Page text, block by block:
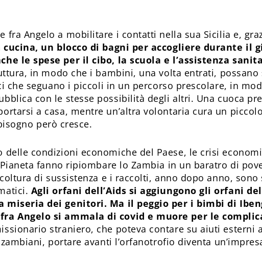
fra Angelo a mobilitare i contatti nella sua Sicilia e,
cucina, un blocco di bagni per accogliere durante il
le spese per il cibo, la scuola e l’assistenza
in modo che i bambini, una volta entrati, possano
seguano i piccoli in un percorso prescolare, in
con le stesse possibilità degli altri. Una cuoca
a casa, mentre un’altra volontaria cura un
però cresce.
condizioni economiche del Paese, le crisi
fanno ripiombare lo Zambia in un baratro di
di sussistenza e i raccolti, anno dopo anno, sono
Agli orfani dell’Aids si aggiungono gli orfani
miseria dei genitori. Ma il peggio per i bimbi di
Angelo si ammala di covid e muore per le
straniero, che poteva contare su aiuti esterni
portare avanti l’orfanotrofio diventa